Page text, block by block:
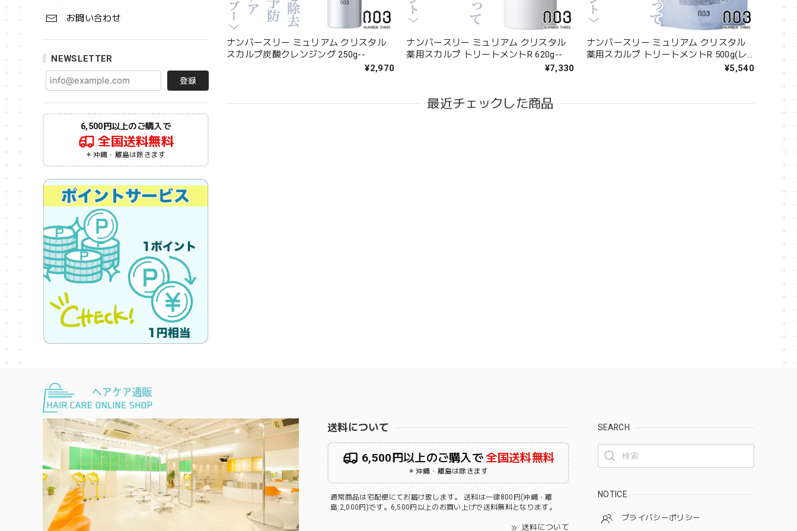
お問い合わせ
NEWSLETTER
登録
6,500円以上のご購入で
全国送料無料
＊沖縄・離島は除きます
ナンバースリー ミュリアム クリスタル
スカルプ炭酸クレンジング 250g--
¥2,970
ナンバースリー ミュリアム クリスタル
薬用スカルプ トリートメントR 620g--
¥7,330
ナンバースリー ミュリアム クリスタル
薬用スカルプ トリートメントR 500g(レ
¥5,540
最近チェックした商品
送料について
6,500円以上のご購入で全国送料無料
＊沖縄・離島は除きます
通常商品は宅配便にてお届け致します。 送料は一律800円(沖縄・離
島:2,000円)です。6,500円以上のお買い上げで送料無料となります。
送料について
SEARCH
NOTICE
プライバシーポリシー